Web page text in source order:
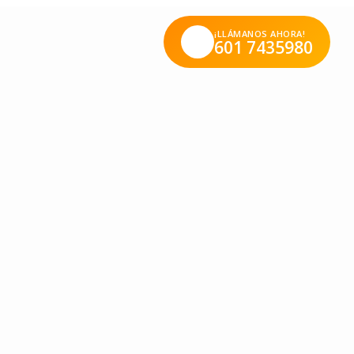
por esta razón, en el Jardín Infantil Stanford le
los niños que quedará grabado en sus mentes.
plantas, jugar al spa, entre otras; en las cuales podrán
¡LLÁMANOS AHORA!
601 7435980